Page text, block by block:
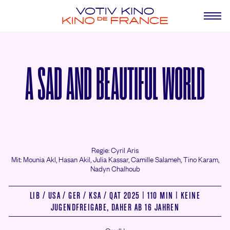
A SAD AND BEAUTIFUL WORLD
Regie: Cyril Aris
Mit: Mounia Akl, Hasan Akil, Julia Kassar,Camille Salameh, Tino Karam,
Nadyn Chalhoub
LIB / USA / GER / KSA / QAT 2025 | 110 MIN | KEINE
JUGENDFREIGABE, DAHER AB 16 JAHREN